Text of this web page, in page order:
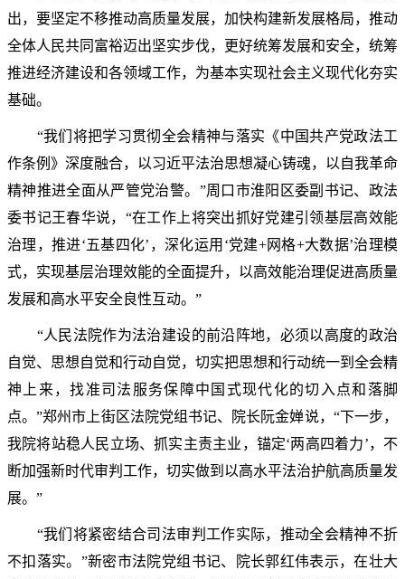
出，要坚定不移推动高质量发展，加快构建新发展格局，推动
全体人民共同富裕迈出坚实步伐，更好统筹发展和安全，统筹
推进经济建设和各领域工作，为基本实现社会主义现代化夯实
基础。
“我们将把学习贯彻全会精神与落实《中国共产党政法工
作条例》深度融合，以习近平法治思想凝心铸魂，以自我革命
精神推进全面从严管党治警。”周口市淮阳区委副书记、政法
委书记王春华说，“在工作上将突出抓好党建引领基层高效能
治理，推进‘五基四化’，深化运用‘党建+网格+大数据’治理模
式，实现基层治理效能的全面提升，以高效能治理促进高质量
发展和高水平安全良性互动。”
“人民法院作为法治建设的前沿阵地，必须以高度的政治
自觉、思想自觉和行动自觉，切实把思想和行动统一到全会精
神上来，找准司法服务保障中国式现代化的切入点和落脚
点。”郑州市上街区法院党组书记、院长阮金婵说，“下一步，
我院将站稳人民立场、抓实主责主业，锚定‘两高四着力’，不
断加强新时代审判工作，切实做到以高水平法治护航高质量发
展。”
“我们将紧密结合司法审判工作实际，推动全会精神不折
不扣落实。”新密市法院党组书记、院长郭红伟表示，在壮大